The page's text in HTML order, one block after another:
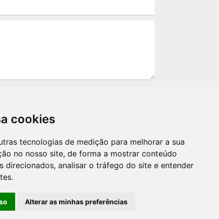
cookies
tecnologias de medição para melhorar a sua
no nosso site, de forma a mostrar conteúdo
direcionados, analisar o tráfego do site e entender
Alterar as minhas preferências
serão utilizados por terceiros, apenas
Ao enviar sua mensagem você
de privacidade.*